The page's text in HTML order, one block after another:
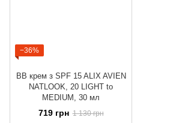
−36%
BB крем з SPF 15 ALIX AVIEN
NATLOOK, 20 LIGHT to
MEDIUM, 30 мл
719 грн 1 130 грн